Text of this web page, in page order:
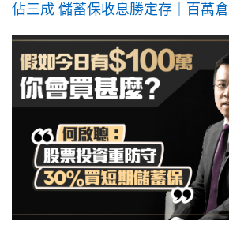
佔三成 儲蓄保收息勝定存｜百萬倉